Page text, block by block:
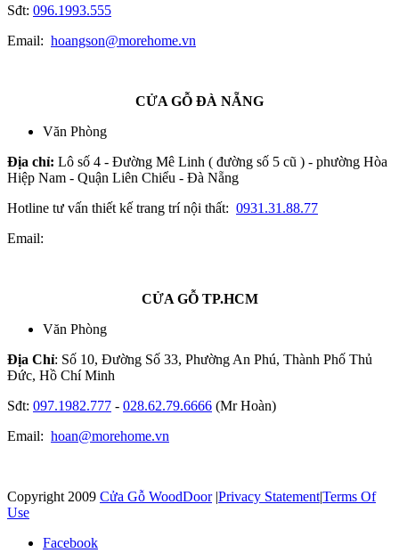
Sđt: 096.1993.555
Email: hoangson@morehome.vn
CỬA GỖ ĐÀ NẴNG
Văn Phòng
Địa chỉ: Lô số 4 - Đường Mê Linh ( đường số 5 cũ ) - phường Hòa
Hiệp Nam - Quận Liên Chiểu - Đà Nẵng
Hotline tư vấn thiết kế trang trí nội thất: 0931.31.88.77
Email:
CỬA GỖ TP.HCM
Văn Phòng
Địa Chỉ: Số 10, Đường Số 33, Phường An Phú, Thành Phố Thủ
Đức, Hồ Chí Minh
Sđt: 097.1982.777 - 028.62.79.6666 (Mr Hoàn)
Email: hoan@morehome.vn
Copyright 2009 Cửa Gỗ WoodDoor |Privacy Statement|Terms Of
Use
Facebook